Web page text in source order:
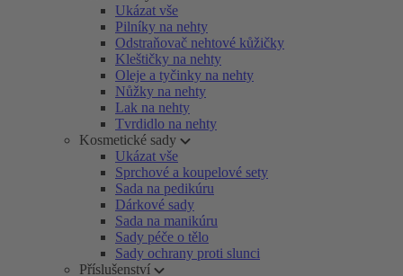
Ukázat vše
Pilníky na nehty
Odstraňovač nehtové kůžičky
Kleštičky na nehty
Oleje a tyčinky na nehty
Nůžky na nehty
Lak na nehty
Tvrdidlo na nehty
Kosmetické sady
Ukázat vše
Sprchové a koupelové sety
Sada na pedikúru
Dárkové sady
Sada na manikúru
Sady péče o tělo
Sady ochrany proti slunci
Příslušenství